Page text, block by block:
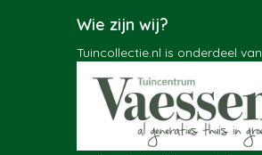
Wie zijn wij?
Tuincollectie.nl is onderdeel van